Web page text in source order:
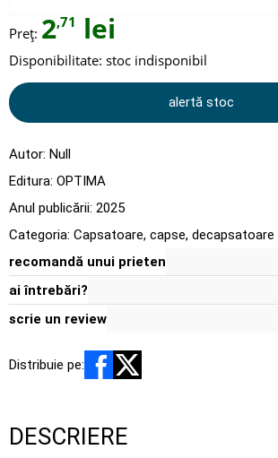
Preț: 2,71 lei
Disponibilitate: stoc indisponibil
alertă stoc
Autor: Null
Editura: OPTIMA
Anul publicării: 2025
Categoria: Capsatoare, capse, decapsatoare
recomandă unui prieten
ai întrebări?
scrie un review
Distribuie pe:
DESCRIERE